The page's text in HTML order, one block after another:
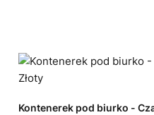
Kontenerek pod biurko -